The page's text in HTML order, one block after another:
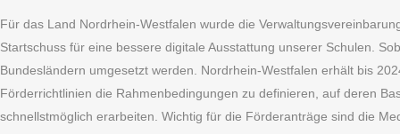
Für das Land Nordrhein-Westfalen wurde die
Startschuss für eine bessere digitale Ausstattung unserer Schulen.
Bundesländern umgesetzt werden. Nordrhein-Westfalen erhält bis
Förderrichtlinien die Rahmenbedingungen zu definieren, auf deren
schnellstmöglich erarbeiten. Wichtig für die Förderanträge sind die